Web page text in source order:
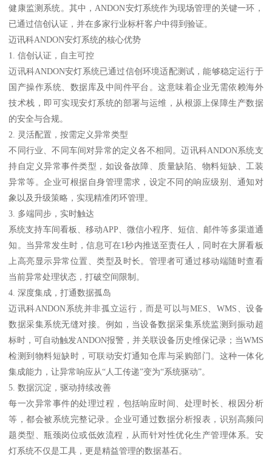
健康监测系统。其中，ANDON安灯系统作为现场管理的关键一环，
已通过信创认证，并在多家行业标杆客户中得到验证。
迈讯科ANDON安灯系统的核心优势
1. 信创认证，自主可控
迈讯科ANDON安灯系统已通过信创环境适配测试，能够稳定运行于
国产操作系统、数据库及中间件平台。这意味着企业无需依赖海外
技术栈，即可实现安灯系统的部署与运维，从根源上保障生产数据
的安全与合规。
2. 灵活配置，按需定义异常类型
不同行业、不同车间对异常的定义各不相同。迈讯科ANDON系统支
持自定义异常事件类型，如设备故障、质量缺陷、物料短缺、工装
异常等。企业可根据自身管理需求，设定不同的响应级别、通知对
象以及升级策略，实现精准闭环管理。
3. 多端同步，实时触达
系统支持车间看板、移动APP、微信小程序、短信、邮件等多渠道通
知。当异常发生时，信息可在1秒内推送至责任人，同时在大屏看板
上高亮显示异常位置、类型及时长。管理者可通过移动端随时查看
当前异常处理状态，打破空间限制。
4. 深度集成，打通数据孤岛
迈讯科ANDON系统并非孤立运行，而是可以与MES、WMS、设备
数据采集系统无缝对接。例如，当设备数据采集系统监测到振动超
标时，可自动触发ANDON报警，并关联设备历史维保记录；当WMS
检测到物料短缺时，可联动安灯通知仓库与采购部门。这种一体化
集成能力，让异常响应从“人工传递”变为“系统驱动”。
5. 数据沉淀，驱动持续改善
每一次异常事件的处理过程，包括响应时间、处理时长、根因分析
等，都会被系统完整记录。企业可通过数据分析报表，识别高频问
题类型、瓶颈岗位或低效流程，从而针对性优化生产管理体系。安
灯系统不仅是工具，更是精益管理的数据基石。